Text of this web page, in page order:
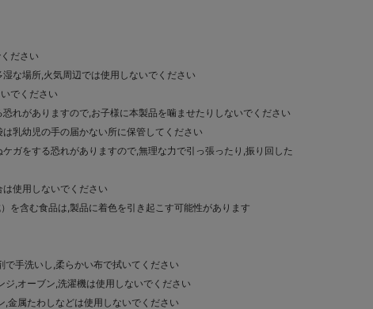
ださい
湿な場所,火気周辺では使用しないでください
でください
恐れがありますので,お子様に本製品を噛ませたりしないでください
は乳幼児の手の届かない所に保管してください
ケガをする恐れがありますので,無理な力で引っ張ったり,振り回した
は使用しないでください
を含む食品は,製品に着色を引き起こす可能性があります
手洗いし,柔らかい布で拭いてください
ジ,オーブン,洗濯機は使用しないでください
,金属たわしなどは使用しないでください